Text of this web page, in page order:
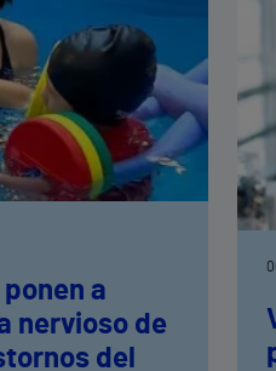
a
nervioso de
del